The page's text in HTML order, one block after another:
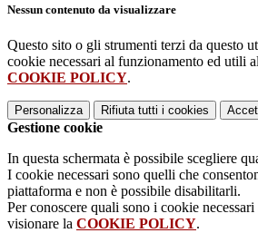
Nessun contenuto da visualizzare
Questo sito o gli strumenti terzi da questo
cookie necessari al funzionamento ed utili
COOKIE POLICY.
Personalizza Rifiuta tutti i cookies
Gestione cookie
In questa schermata è possibile scegliere
I cookie necessari sono quelli che
piattaforma e non è possibile disabilitarli.
Per conoscere quali sono i cookie
visionare la COOKIE POLICY.